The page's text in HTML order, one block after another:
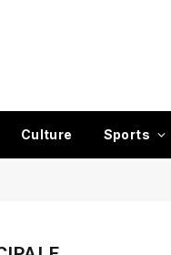
Culture Sports